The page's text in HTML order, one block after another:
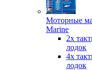
Моторные
Marine
2х
лодок
4х
лодок